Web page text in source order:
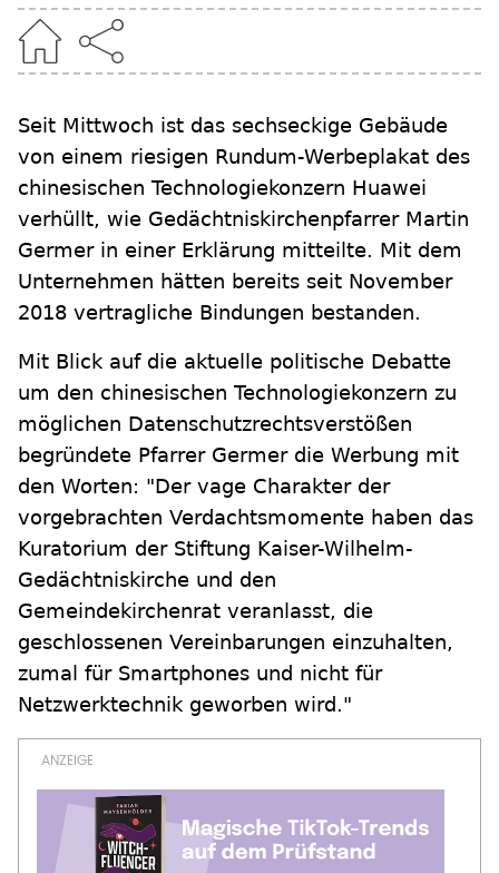
Seit Mittwoch ist das sechseckige Gebäude
von einem riesigen Rundum-Werbeplakat des
chinesischen Technologiekonzern Huawei
verhüllt, wie Gedächtniskirchenpfarrer Martin
Germer in einer Erklärung mitteilte. Mit dem
Unternehmen hätten bereits seit November
2018 vertragliche Bindungen bestanden.
Mit Blick auf die aktuelle politische Debatte
um den chinesischen Technologiekonzern zu
möglichen Datenschutzrechtsverstößen
begründete Pfarrer Germer die Werbung mit
den Worten: "Der vage Charakter der
vorgebrachten Verdachtsmomente haben das
Kuratorium der Stiftung Kaiser-Wilhelm-
Gedächtniskirche und den
Gemeindekirchenrat veranlasst, die
geschlossenen Vereinbarungen einzuhalten,
zumal für Smartphones und nicht für
Netzwerktechnik geworben wird."